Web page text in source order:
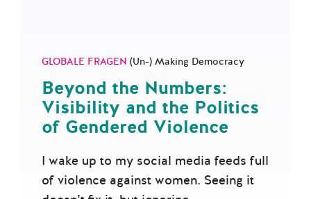
Beyond the Numbers:
Visibility and the Politics
of Gendered Violence
of violence against women. Seeing it
doesn’t fix it, but ignoring…